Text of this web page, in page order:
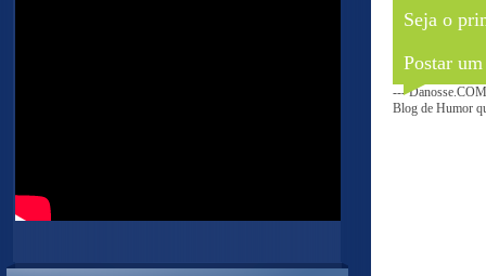
Seja o
Postar
---
Blog de Humor